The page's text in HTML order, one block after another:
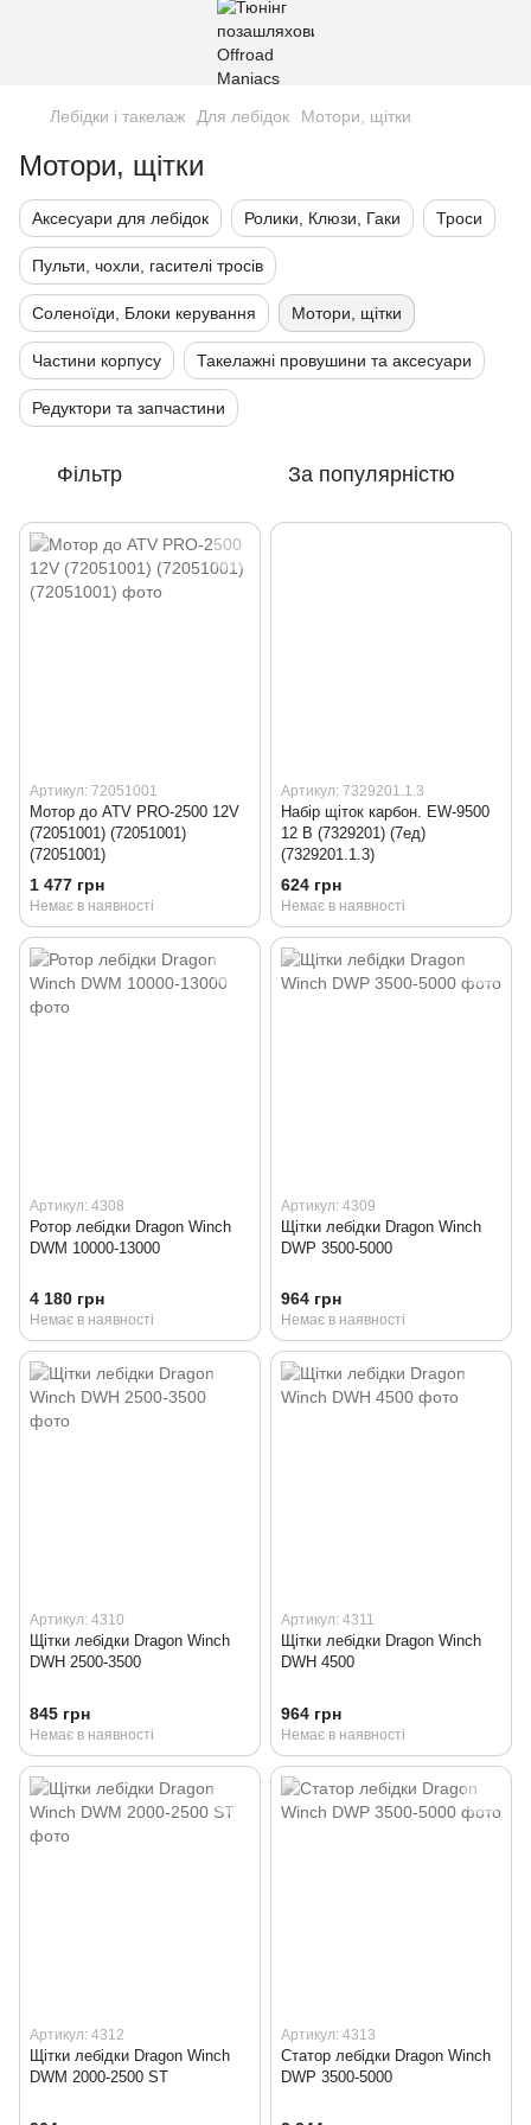
Лебідки і такелаж Для лебідок Мотори, щітки
Мотори, щітки
Аксесуари для лебідок Ролики, Клюзи, Гаки Троси
Пульти, чохли, гасителі тросів
Соленоїди, Блоки керування Мотори, щітки
Частини корпусу Такелажні провушини та аксесуари
Редуктори та запчастини
Фільтр За популярністю
Артикул: 72051001
Мотор до ATV PRO-2500 12V
(72051001) (72051001)
(72051001)
1 477 грн
Немає в наявності
Артикул: 7329201.1.3
Набір щіток карбон. EW-9500
12 В (7329201) (7ед)
(7329201.1.3)
624 грн
Немає в наявності
Артикул: 4308
Ротор лебідки Dragon Winch
DWM 10000-13000
4 180 грн
Немає в наявності
Артикул: 4309
Щітки лебідки Dragon Winch
DWP 3500-5000
964 грн
Немає в наявності
Артикул: 4310
Щітки лебідки Dragon Winch
DWH 2500-3500
845 грн
Немає в наявності
Артикул: 4311
Щітки лебідки Dragon Winch
DWH 4500
964 грн
Немає в наявності
Артикул: 4312
Щітки лебідки Dragon Winch
DWM 2000-2500 ST
Артикул: 4313
Статор лебідки Dragon Winch
DWP 3500-5000